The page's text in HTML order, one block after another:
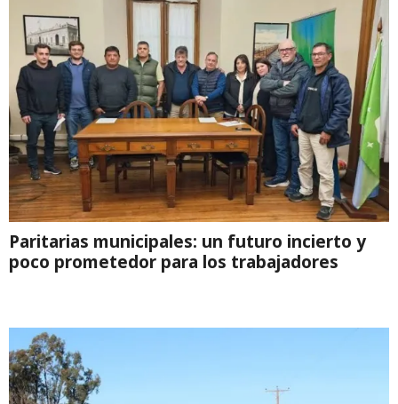
Paritarias municipales: un futuro incierto y
poco prometedor para los trabajadores